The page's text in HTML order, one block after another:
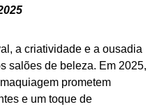
a criatividade e a ousadia
salões de beleza. Em 2025,
prometem
e um toque de